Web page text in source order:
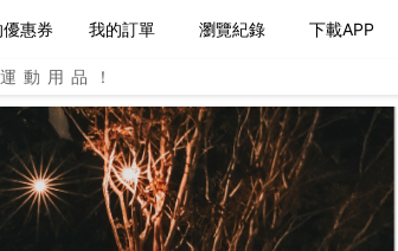
惠券 我的訂單 瀏覽紀錄 下載APP
動用品！